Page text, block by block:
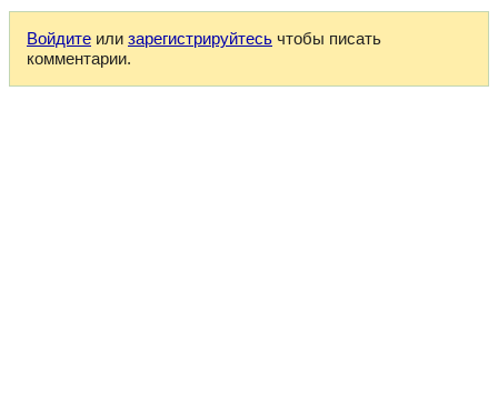
Войдите или зарегистрируйтесь чтобы писать
комментарии.